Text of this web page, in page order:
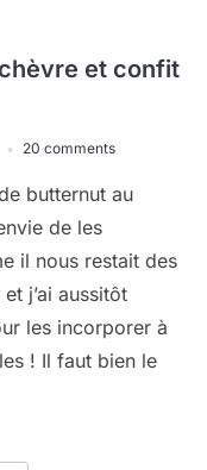
et confit
20 comments
butternut au
de les
il nous restait des
j’ai aussitôt
les incorporer à
! Il faut bien le